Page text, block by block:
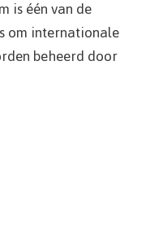
is één van de
om internationale
beheerd door